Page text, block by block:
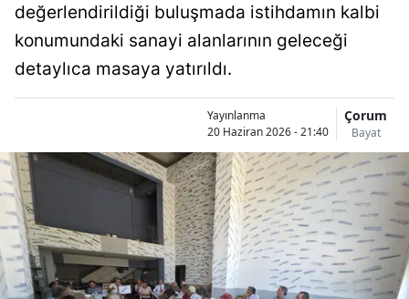
Burdur
Çanakkale
Çankırı
Çorum
Denizli
Diyarbakır
Edirne
değerlendirildiği buluşmada istihdamın kalbi
konumundaki sanayi alanlarının geleceği
detaylıca masaya yatırıldı.
Yayınlanma
20 Haziran 2026 - 21:40
Çorum
Bayat